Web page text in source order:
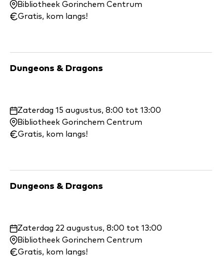
en
wanneer:
Bibliotheek Gorinchem Centrum
Gratis, kom langs!
Dungeons & Dragons
Waar
en
wanneer:
Zaterdag 15 augustus, 8:00 tot 13:00
Bibliotheek Gorinchem Centrum
Gratis, kom langs!
Dungeons & Dragons
Waar
en
wanneer:
Zaterdag 22 augustus, 8:00 tot 13:00
Bibliotheek Gorinchem Centrum
Gratis, kom langs!